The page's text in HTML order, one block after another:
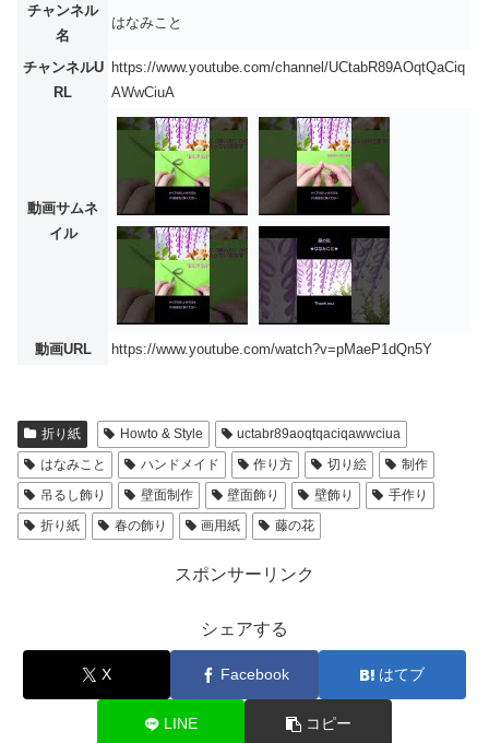
チャンネル
名
はなみこと
チャンネルU
RL
https://www.youtube.com/channel/UCtabR89AOqtQaCiq
AWwCiuA
動画サムネ
イル
動画URL https://www.youtube.com/watch?v=pMaeP1dQn5Y
折り紙 Howto & Style
uctabr89aoqtqaciqawwciua
はなみこと
ハンドメイド 作り方 切り絵
制作
吊るし飾り
壁面制作 壁面飾り 壁飾り
手作り
折り紙
春の飾り 画用紙 藤の花
スポンサーリンク
シェアする
X Facebook はてブ
LINE コピー